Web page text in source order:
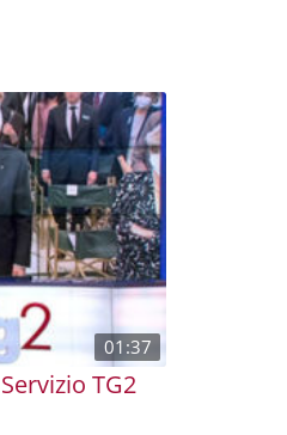
01:37
TG2